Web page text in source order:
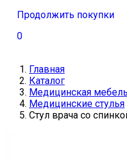
Продолжить покупки
0
Главная
Каталог
Медицинская мебель
Медицинские стулья
Стул врача со